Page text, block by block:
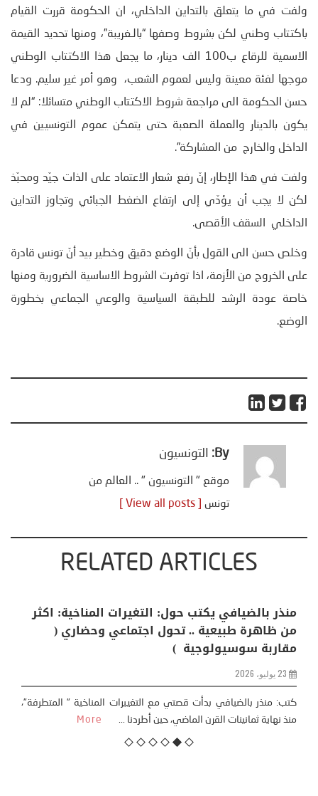
ولفت في ما يتعلق بالتداين الداخلي، ان الحكومة قررت القيام
باكتتاب وطني لكن بشروط وصفها “بالـغريبة”، ومنها تحديد القيمة
الاسمية للرقاع ب100 الف دينار، ما يجعل هذا الاكتتاب الوطني
موجها لفئة معينة وليس لعموم الشعب، وهو أمر غير سليم. ودعا
حسن الحكومة الى مراجعة شروط الاكتتاب الوطني متسائلا: “لم لا
يكون بالدينار والعملة الصعبة حتى يتمكن عموم التونسيين في
الداخل والخارج من المشاركة”.
ولفت في هذا الإطار، إنّ رفع شعار الاعتماد على الذات جيّد ومحبّذ
لكن لا يجب أن يؤدّي إلى ارتفاع الضغط الجبائي وتجاوز التداين
الداخلي السقف الأقصى.
وخلص حسن الى القول بأنّ الوضع دقيق وخطير بيد أنّ تونس قادرة
على الخروج من الأزمة، اذا توفرت الشروط الاساسية الضرورية ومنها
خاصة عودة الرشد للطبقة السياسية والوعي الجماعي بخطورة
الوضع.
By: التونسيون
موقع " التونسيون " .. العالم من
تونس
RELATED ARTICLES
منذر بالضيافي يكتب حول: التغيرات المناخية: اكثر
من ظاهرة طبيعية .. تحول اجتماعي وحضاري (
مقاربة سوسيولوجية )
23 يوليو، 2026
كتب: منذر بالضيافي بدأت قصتي مع التغييرات المناخية ” المتطرفة”،
منذ نهاية ثمانينات القرن الماضي، حين أطردنا ...
More